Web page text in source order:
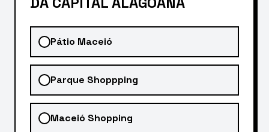
Pátio Maceió
Parque Shoppping
Maceió Shopping